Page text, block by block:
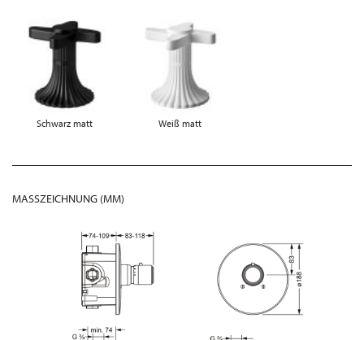
Schwarz matt Weiß matt
MASSZEICHNUNG (MM)